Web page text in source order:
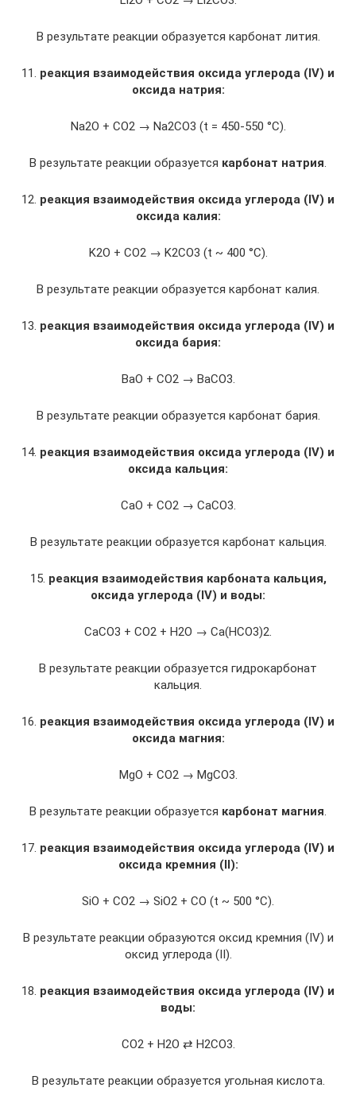
В результате реакции образуется карбонат лития.
11. реакция взаимодействия оксида углерода (IV) и
оксида натрия:
Na2O + CO2 → Na2CO3 (t = 450-550 °C).
В результате реакции образуется карбонат натрия.
12. реакция взаимодействия оксида углерода (IV) и
оксида калия:
K2O + CO2 → K2CO3 (t ~ 400 °C).
В результате реакции образуется карбонат калия.
13. реакция взаимодействия оксида углерода (IV) и
оксида бария:
BaO + CO2 → BaCO3.
В результате реакции образуется карбонат бария.
14. реакция взаимодействия оксида углерода (IV) и
оксида кальция:
CaO + CO2 → CaCO3.
В результате реакции образуется карбонат кальция.
15. реакция взаимодействия карбоната кальция,
оксида углерода (IV) и воды:
CaCO3 + CO2 + H2O → Ca(HCO3)2.
В результате реакции образуется гидрокарбонат
кальция.
16. реакция взаимодействия оксида углерода (IV) и
оксида магния:
MgO + CO2 → MgCO3.
В результате реакции образуется карбонат магния.
17. реакция взаимодействия оксида углерода (IV) и
оксида кремния (II):
SiO + CO2 → SiO2 + CO (t ~ 500 °C).
В результате реакции образуются оксид кремния (IV) и
оксид углерода (II).
18. реакция взаимодействия оксида углерода (IV) и
воды:
CO2 + H2O ⇄ H2CO3.
В результате реакции образуется угольная кислота.